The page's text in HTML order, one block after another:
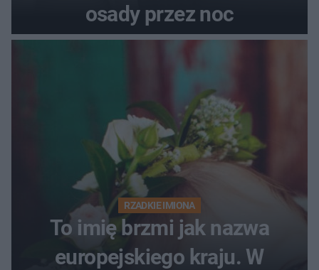
osady przez noc
RZADKIE IMIONA
To imię brzmi jak nazwa
europejskiego kraju. W